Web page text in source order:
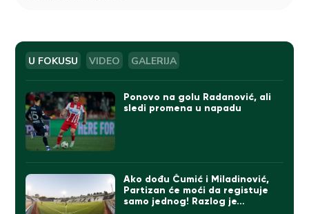
U FOKUSU VIDEO GALERIJA
Ponovo na golu Radanović, ali
sledi promena u napadu
Ako dođu Čumić i Miladinović,
Partizan će moći da registuje
samo jednog! Razlog je…